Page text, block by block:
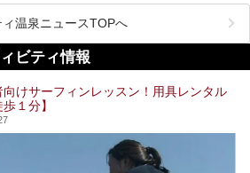
会社西武・プリンスホテルズワールドワイド
・プリンス 箱根芦ノ湖のPR記事です。
さに眺望自慢の日帰り温泉。
は全24室の「箱根 芦ノ湖畔蛸川温泉 龍宮殿」と
きます。宿泊者は「龍宮殿本館」の営業時間に
時からの宿泊者専用時間帯にも「龍宮殿本館」
用できます。
温泉としての「絶景日帰り温泉 龍宮殿本館
殿本館）」と、旅館としての「箱根 芦ノ湖畔
宮殿（以下、龍宮殿）」の両方の魅力をたっぷ
ます！
神社、九頭龍神社、白龍神社、箱根元宮と箱根の
囲まれたパワースポットです。
ィ温泉ニュースTOPへ
ビティ情報
向けサーフィンレッスン！用具レンタル
１分】